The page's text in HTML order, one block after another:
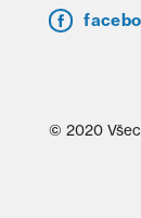
© 2020